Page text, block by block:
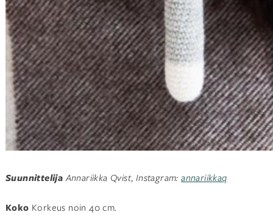
Suunnittelija Annariikka Qvist, Instagram:annariikkaq
Koko Korkeus noin 40 cm.